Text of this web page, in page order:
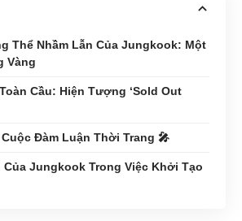
Thể Nhầm Lẫn Của Jungkook: Một
Vàng
Cầu: Hiện Tượng ‘Sold Out
Đàm Luận Thời Trang 🎤
Của Jungkook Trong Việc Khởi Tạo